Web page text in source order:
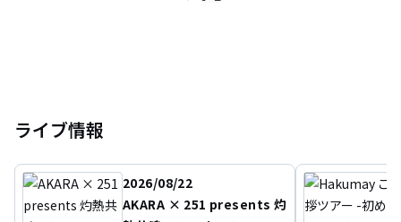
ライブ情報
2026/08/22
AKARA × 251 presents 灼